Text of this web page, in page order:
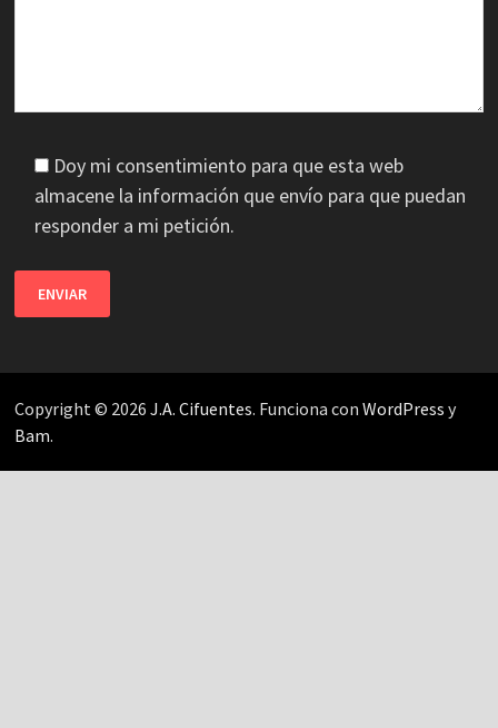
Doy mi consentimiento para que esta web
almacene la información que envío para que puedan
responder a mi petición.
Copyright © 2026 J.A. Cifuentes. Funciona con WordPress y
Bam.